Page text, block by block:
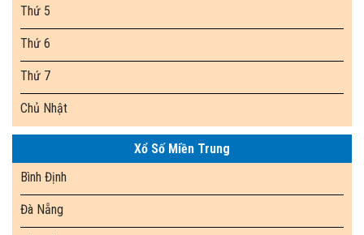
Thứ 5
Thứ 6
Thứ 7
Chủ Nhật
Xổ Số Miền Trung
Bình Định
Đà Nẵng